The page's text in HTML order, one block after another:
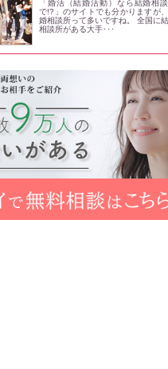
「婚活（結婚活動）なら結婚相
で!?」のサイトでも分かりますが
婚相談所って多いですね。 全国に
相談所がある大手･･･